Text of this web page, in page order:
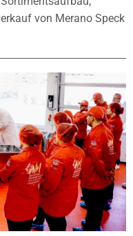
von Merano Speck